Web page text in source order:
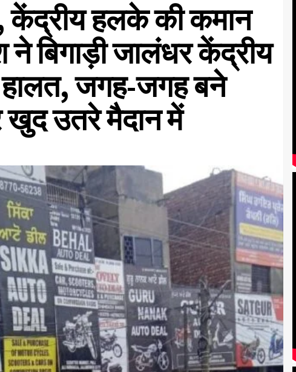
केंद्रीय हलके की कमान
ने बिगाड़ी जालंधर केंद्रीय
जगह-जगह बने
उतरे मैदान में